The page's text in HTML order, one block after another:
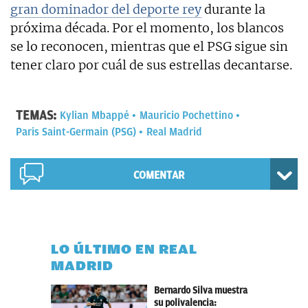
gran dominador del deporte reydurante la
próxima década. Por el momento, los blancos
se lo reconocen, mientras que el PSG sigue sin
tener claro por cuál de sus estrellas decantarse.
TEMAS: Kylian Mbappé
Mauricio Pochettino
Paris Saint-Germain (PSG)
Real Madrid
COMENTAR
LO ÚLTIMO EN REAL
MADRID
Bernardo Silva muestra
su polivalencia: